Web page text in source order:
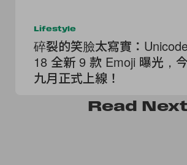
Lifestyle
碎裂的笑臉太寫實：
18 全新 9 款 Emoji 曝光，
九月正式上線！
Read Next